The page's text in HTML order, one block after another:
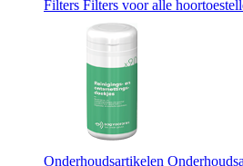
Filters Filters voor alle
Onderhoudsartikelen